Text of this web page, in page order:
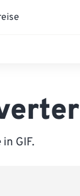
GIF.